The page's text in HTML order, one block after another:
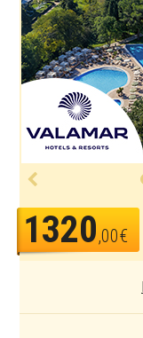
1320,00€